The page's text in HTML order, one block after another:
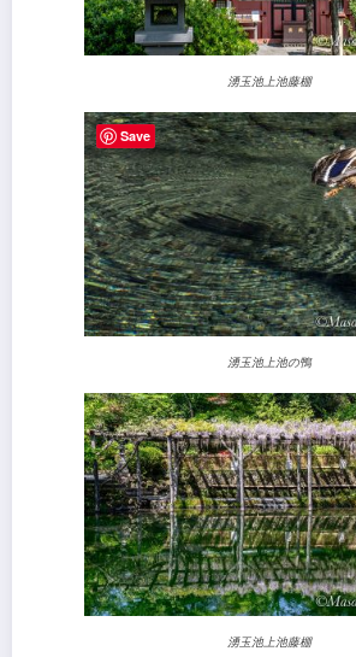
湧玉池上池藤棚
湧玉池上池の鴨
湧玉池上池藤棚
Save